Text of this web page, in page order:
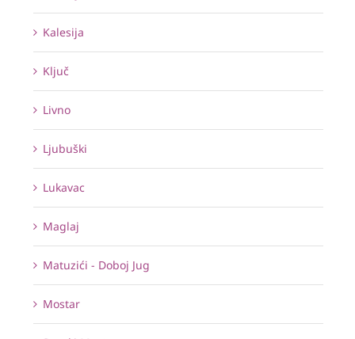
Kalesija
Ključ
Livno
Ljubuški
Lukavac
Maglaj
Matuzići - Doboj Jug
Mostar